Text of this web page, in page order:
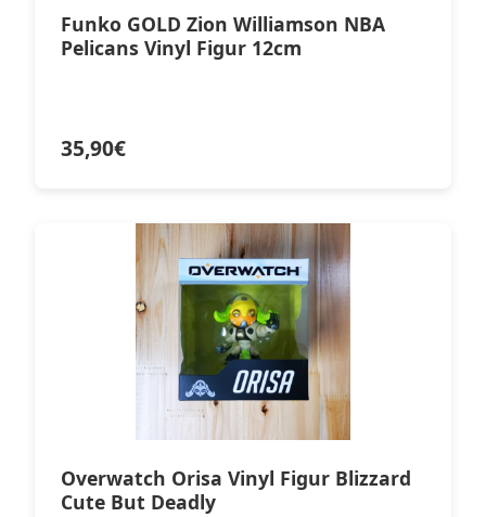
Funko GOLD Zion Williamson NBA
Pelicans Vinyl Figur 12cm
35,90€
Overwatch Orisa Vinyl Figur Blizzard
Cute But Deadly